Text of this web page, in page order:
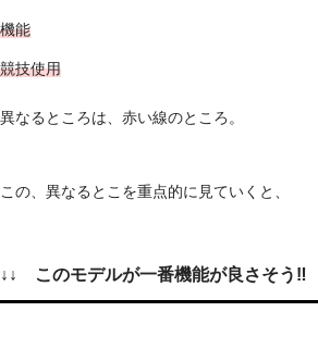
機能
競技使用
異なるところは、赤い線のところ。
この、異なるとこを重点的に見ていくと、
↓↓ このモデルが一番機能が良さそう‼